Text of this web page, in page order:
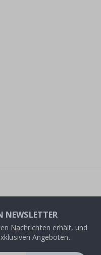
NEWSLETTER
Nachrichten erhält, und
Angeboten.